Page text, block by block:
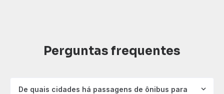
Perguntas frequentes
De quais cidades há passagens de ônibus para